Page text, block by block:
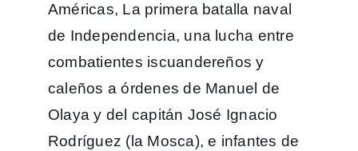
Américas, La primera batalla naval
de Independencia, una lucha entre
combatientes iscuandereños y
caleños a órdenes de Manuel de
Olaya y del capitán José Ignacio
Rodríguez (la Mosca), e infantes de